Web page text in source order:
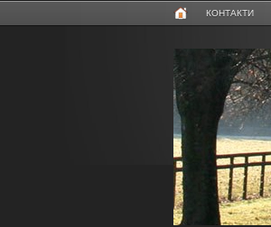
КОНТАКТИ